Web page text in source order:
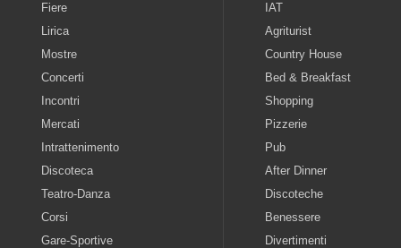
Fiere
Lirica
Mostre
Concerti
Incontri
Mercati
Intrattenimento
Discoteca
Teatro-Danza
Corsi
Gare-Sportive
IAT
Agriturist
Country House
Bed & Breakfast
Shopping
Pizzerie
Pub
After Dinner
Discoteche
Benessere
Divertimenti